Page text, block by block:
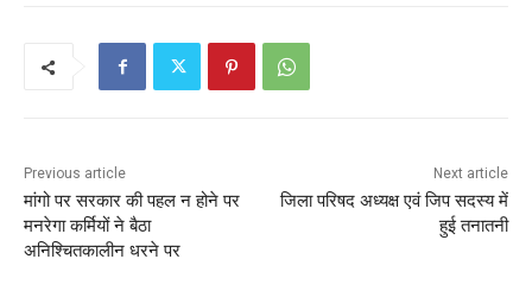
Previous article
मांगो पर सरकार की पहल न होने पर
मनरेगा कर्मियों ने बैठा
अनिश्चितकालीन धरने पर
Next article
जिला परिषद अध्यक्ष एवं जिप सदस्य में
हुई तनातनी